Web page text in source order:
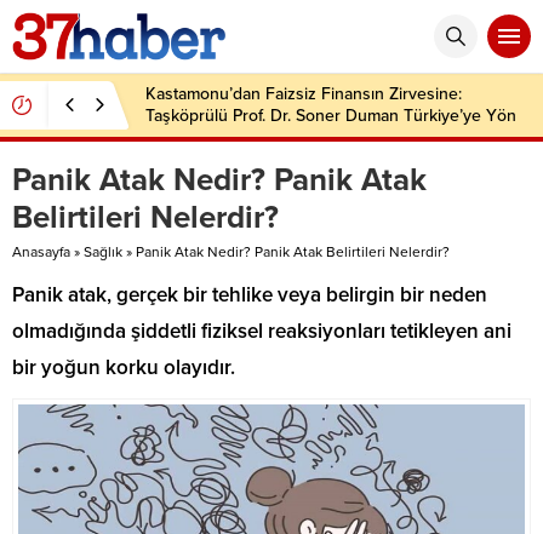
Kastamonu’dan Faizsiz Finansın Zirvesine:
Taşköprülü Prof. Dr. Soner Duman Türkiye’ye Yön
Veriyor
Panik Atak Nedir? Panik Atak
Belirtileri Nelerdir?
Anasayfa » Sağlık » Panik Atak Nedir? Panik Atak Belirtileri Nelerdir?
Panik atak, gerçek bir tehlike veya belirgin bir neden
olmadığında şiddetli fiziksel reaksiyonları tetikleyen ani
bir yoğun korku olayıdır.